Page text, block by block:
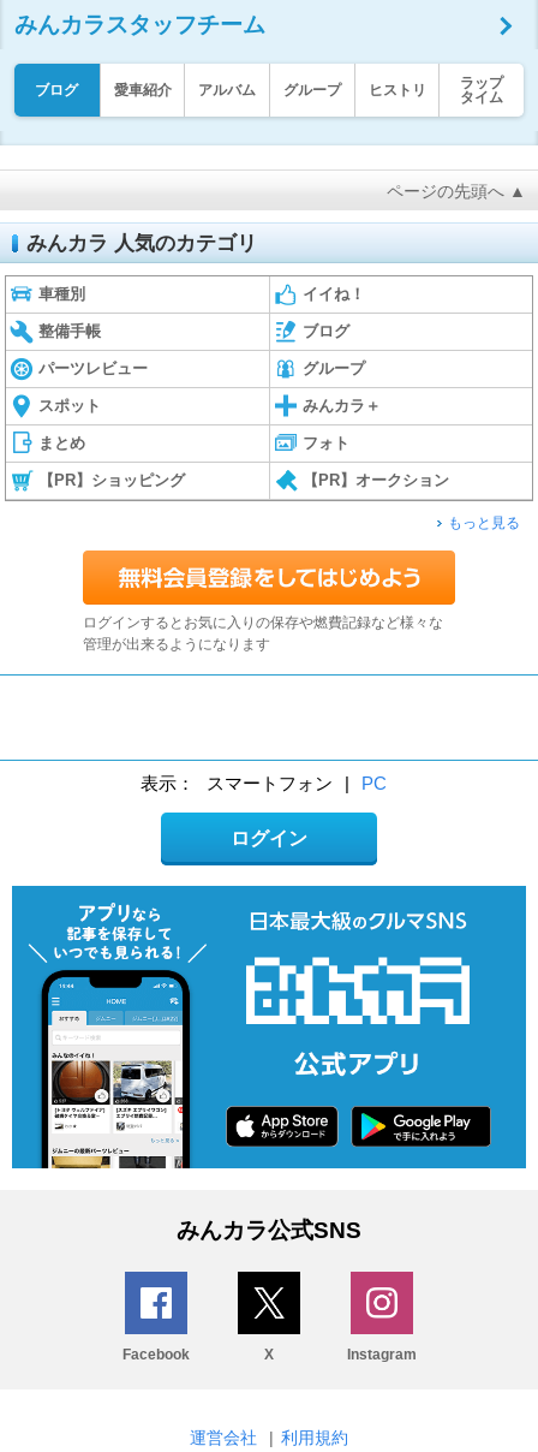
みんカラスタッフチーム
ブログ 愛車紹介 アルバム グループ ヒストリ
ラップ
タイム
ページの先頭へ ▲
みんカラ 人気のカテゴリ
車種別 イイね！
整備手帳 ブログ
パーツレビュー グループ
スポット みんカラ＋
まとめ フォト
【PR】ショッピング 【PR】オークション
もっと見る
ログインするとお気に入りの保存や燃費記録など様々な
管理が出来るようになります
表示： スマートフォン | PC
ログイン
みんカラ公式SNS
Facebook X Instagram
運営会社 | 利用規約